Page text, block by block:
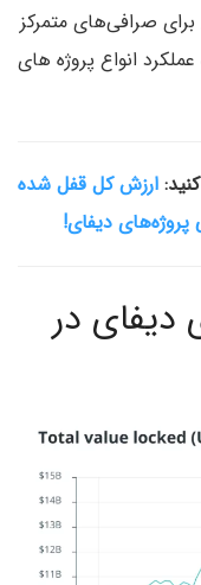
صرافی‌های متمرکز
انواع پروژه های
ارزش کل قفل شده
دیفای در